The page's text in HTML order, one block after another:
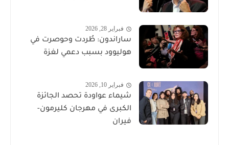
فبراير 28, 2026
ساراندون: طُردت وحوصرت في
هوليوود بسبب دعمي لغزة
فبراير 10, 2026
شيماء عواودة تحصد الجائزة
الكبرى في مهرجان كليرمون-
فيران